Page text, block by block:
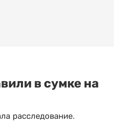
в сумке на
расследование.